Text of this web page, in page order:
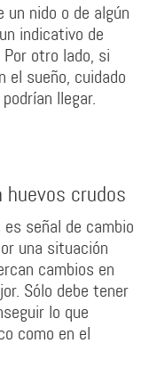
un nido o de algún
indicativo de
otro lado, si
el sueño, cuidado
llegar.
crudos
señal de cambio
una situación
cambios en
Sólo debe tener
lo que
como en el